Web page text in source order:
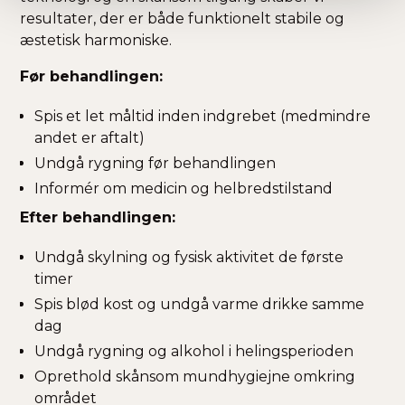
resultater, der er både funktionelt stabile og
æstetisk harmoniske.
Før behandlingen:
Spis et let måltid inden indgrebet (medmindre
andet er aftalt)
Undgå rygning før behandlingen
Informér om medicin og helbredstilstand
Efter behandlingen:
Undgå skylning og fysisk aktivitet de første
timer
Spis blød kost og undgå varme drikke samme
dag
Undgå rygning og alkohol i helingsperioden
Oprethold skånsom mundhygiejne omkring
området